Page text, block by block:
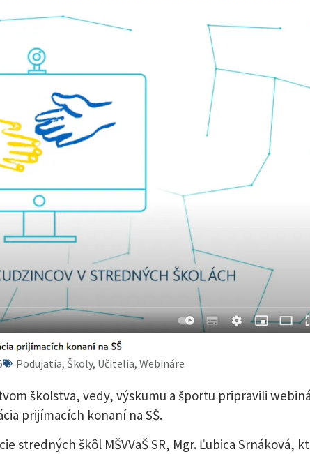
Podujatia, Školy, Učitelia, Webináre
školstva, vedy, výskumu a športu pripravili
prijímacích konaní na SŠ.
stredných škôl MŠVVaŠ SR, Mgr. Ľubica Srnáková,